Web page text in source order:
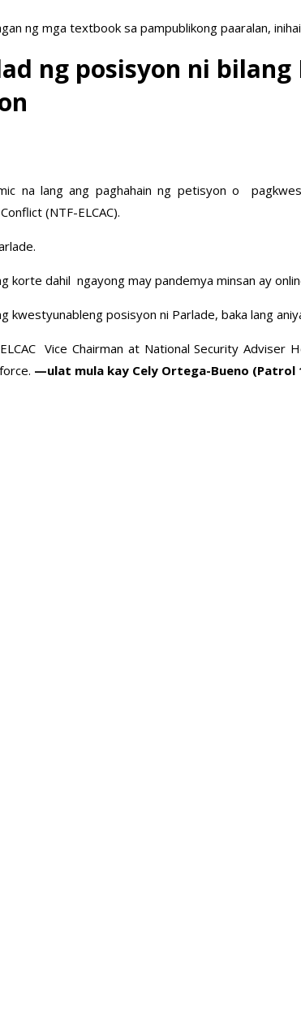
ng mga textbook sa pampublikong paaralan,
ng posisyon ni bilang
na lang ang paghahain ng petisyon o
(NTF-ELCAC).
korte dahil ngayong may pandemya minsan ay
posisyon ni Parlade, baka lang
Vice Chairman at National Security Adviser
—ulat mula kay Cely Ortega-Bueno (Patrol